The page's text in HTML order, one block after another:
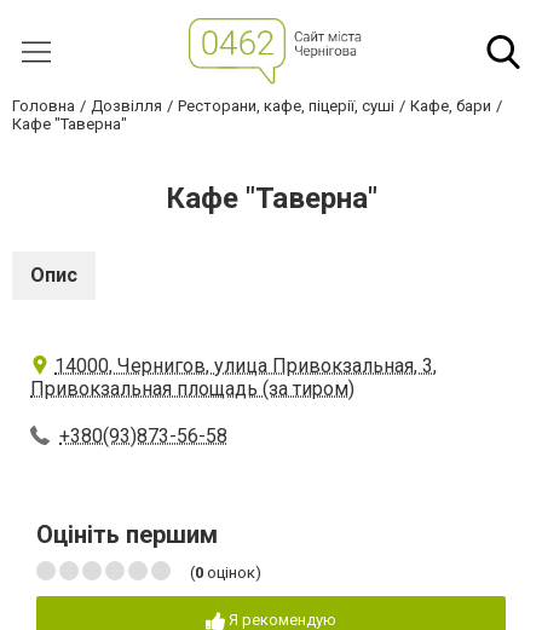
Головна Дозвілля Ресторани, кафе, піцерії, суші
Кафе, бари
Кафе "Таверна"
Кафе "Таверна"
Опис
14000, Чернигов, улица Привокзальная, 3,
Привокзальная площадь (за тиром)
+380(93)873-56-58
Оцініть першим
(0 оцінок)
Я рекомендую